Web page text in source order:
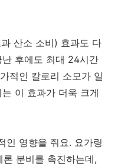
산소 소비) 효과도 다
후에도 최대 24시간
적인 칼로리 소모가 일
이 효과가 더욱 크게
인 영향을 줘요. 요가링
분비를 촉진하는데,